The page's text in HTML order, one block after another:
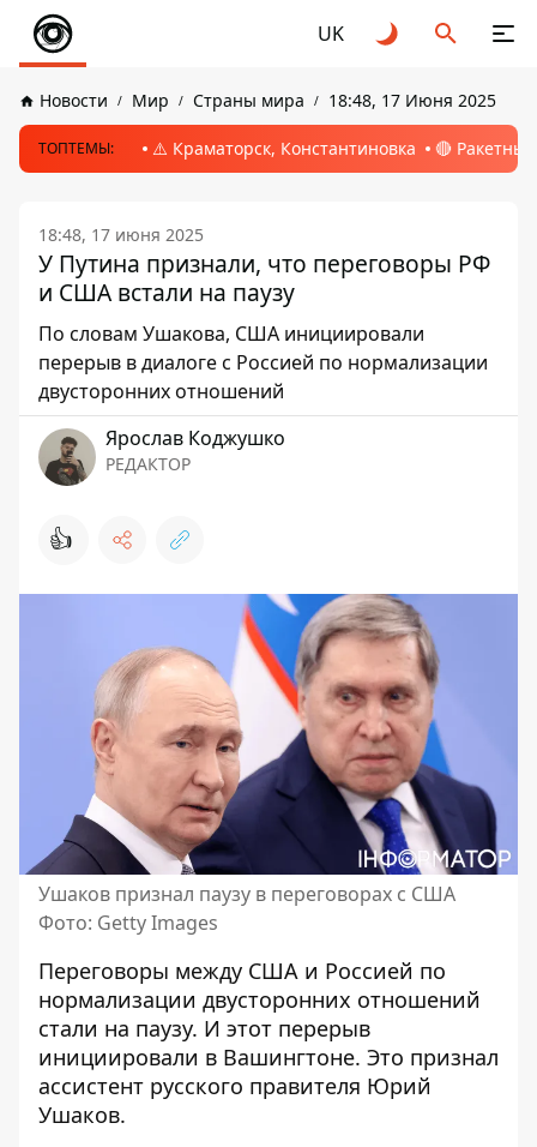
UK
Новости Мир Страны мира 18:48, 17 Июня 2025
ТОПТЕМЫ: ⚠️ Краматорск, Константиновка 🔴
18:48, 17 июня 2025
У Путина признали, что переговоры РФ
и США встали на паузу
По словам Ушакова, США инициировали
перерыв в диалоге с Россией по нормализации
двусторонних отношений
Ярослав Коджушко
РЕДАКТОР
👍
Ушаков признал паузу в переговорах с США
Фото: Getty Images
Переговоры между США и Россией по
нормализации двусторонних отношений
стали на паузу. И этот перерыв
инициировали в Вашингтоне. Это признал
ассистент русского правителя Юрий
Ушаков.